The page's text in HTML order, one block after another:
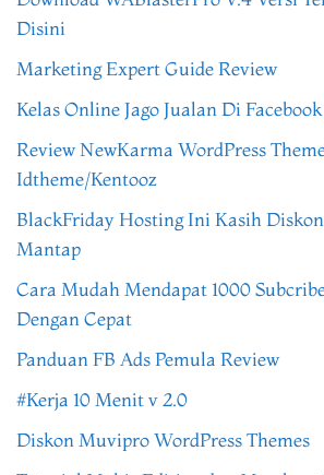
Disini
Marketing Expert Guide Review
Kelas Online Jago Jualan Di
Review NewKarma WordPress
Idtheme/Kentooz
BlackFriday Hosting Ini Kasih
Mantap
Cara Mudah Mendapat 1000
Dengan Cepat
Panduan FB Ads Pemula Review
#Kerja 10 Menit v 2.0
Diskon Muvipro WordPress Themes